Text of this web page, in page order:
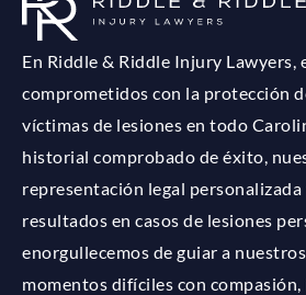
En Riddle & Riddle Injury Lawyers,
comprometidos con la protección
víctimas de lesiones en todo
historial comprobado de éxito,
representación legal
resultados en casos de lesiones
enorgullecemos de guiar a
momentos difíciles con